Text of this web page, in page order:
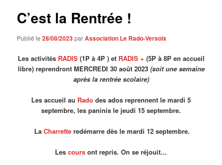
C’est la Rentrée !
Publié le28/08/2023parAssociation Le Rado-Versoix
Les activités RADIS(1P à 4P ) et RADIS + (5P à 8P en accueil
libre) reprendront MERCREDI 30 août 2023 (soit une semaine
après la rentrée scolaire)
Les accueil au Rado des ados reprennent le mardi 5
septembre, les paninis le jeudi 15 septembre.
La Charrette redémarre dès le mardi 12 septembre.
Les cours ont repris. On se réjouit…